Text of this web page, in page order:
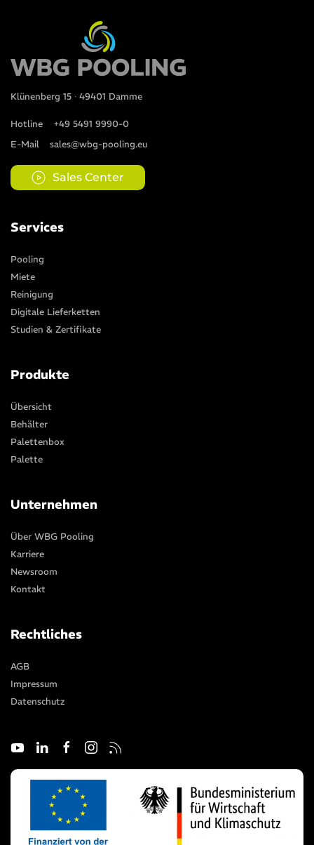
Klünenberg 15 ∙ 49401 Damme
Hotline
+49 5491 9990-0
E-Mail
sales@wbg-pooling.eu
Sales Center
Services
Pooling
Miete
Reinigung
Digitale Lieferketten
Studien & Zertifikate
Produkte
Übersicht
Behälter
Palettenbox
Palette
Unternehmen
Über WBG Pooling
Karriere
Newsroom
Kontakt
Rechtliches
AGB
Impressum
Datenschutz